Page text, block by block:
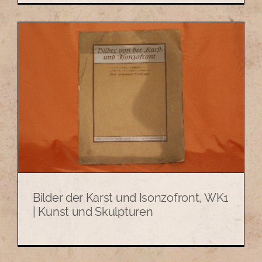
Bilder der Karst und Isonzofront, WK1
| Kunst und Skulpturen